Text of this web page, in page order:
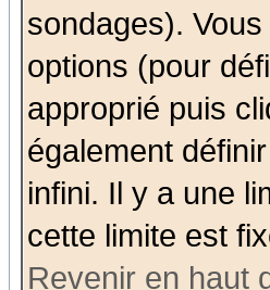
sondages).
options (pour
approprié puis
également
infini. Il y a une
cette limite est
Revenir en haut